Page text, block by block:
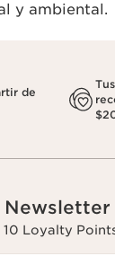
y ambiental.
de
Newsletter
Loyalty